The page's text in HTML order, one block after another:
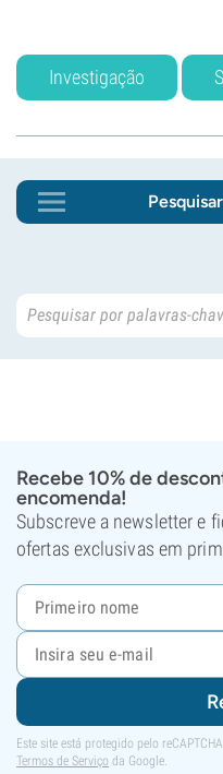
Investigação
Recebe 10% de
encomenda!
Subscreve a newsletter e
ofertas exclusivas em
Este site está protegido pelo
Termos de Serviço da Google.